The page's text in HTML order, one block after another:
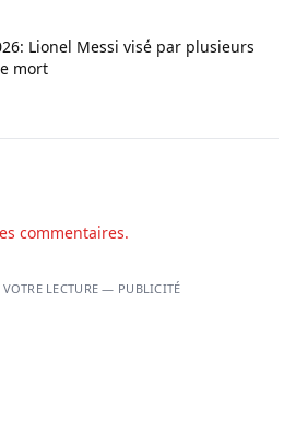
Lionel Messi visé par plusieurs
mort
commentaires.
LECTURE — PUBLICITÉ